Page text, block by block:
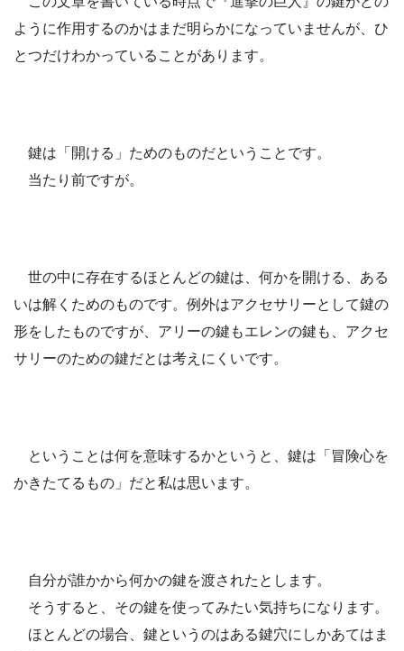
ように作用するのかはまだ明らかになっていませんが、ひ
とつだけわかっていることがあります。
鍵は「開ける」ためのものだということです。
当たり前ですが。
世の中に存在するほとんどの鍵は、何かを開ける、ある
いは解くためのものです。例外はアクセサリーとして鍵の
形をしたものですが、アリーの鍵もエレンの鍵も、アクセ
サリーのための鍵だとは考えにくいです。
ということは何を意味するかというと、鍵は「冒険心を
かきたてるもの」だと私は思います。
自分が誰かから何かの鍵を渡されたとします。
そうすると、その鍵を使ってみたい気持ちになります。
ほとんどの場合、鍵というのはある鍵穴にしかあてはま